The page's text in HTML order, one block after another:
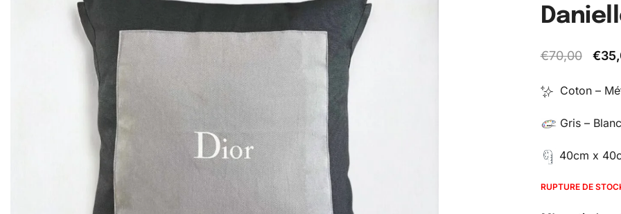
€70,00 €
Coton –
Gris – Blanc
40cm x
RUPTURE DE